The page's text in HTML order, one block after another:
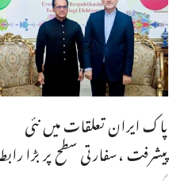
پاک ایران تعلقات میں نئی
پیشرفت ،سفارتی سطح پر بڑا